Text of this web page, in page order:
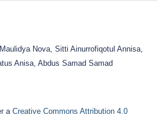
Nova, Sitti Ainurrofiqotul Annisa,
Anisa, Abdus Samad Samad
a Creative Commons Attribution 4.0